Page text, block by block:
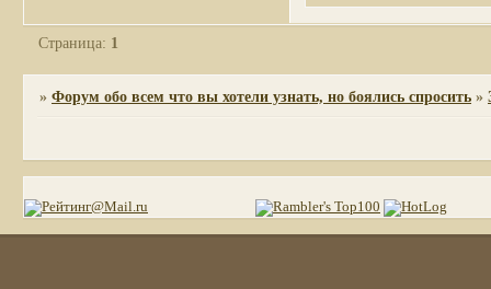
Страница: 1
»Форум обо всем что вы хотели узнать, но боялись спросить »